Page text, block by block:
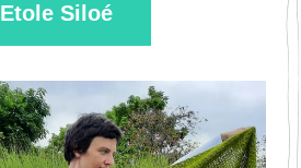
Etole Siloé